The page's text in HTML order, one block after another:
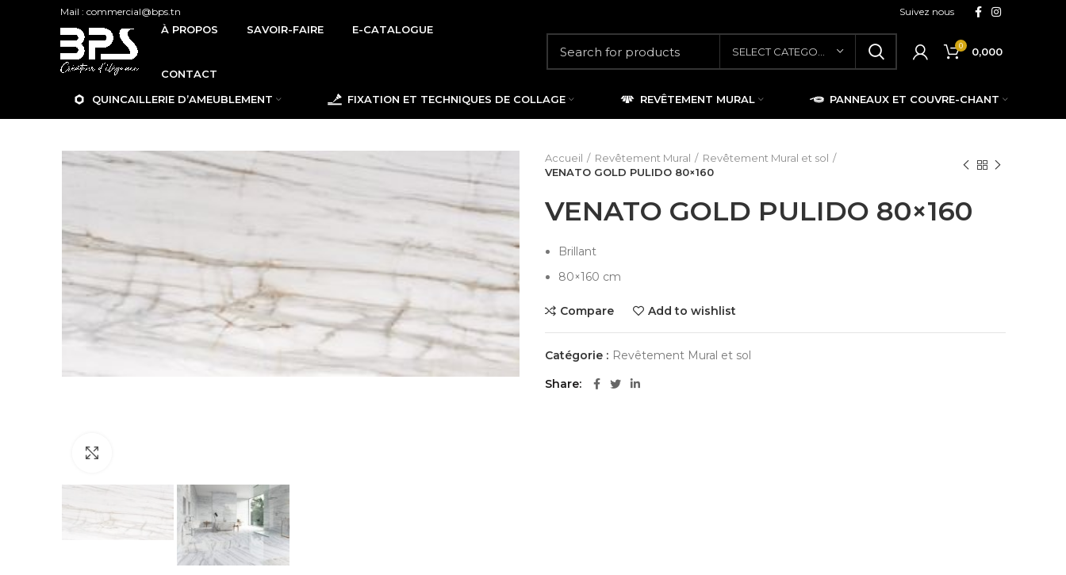
Mail : commercial@bps.tn Suivez nous
À PROPOS SAVOIR-FAIRE E-CATALOGUE
CONTACT
0 0,000
QUINCAILLERIE D’AMEUBLEMENT FIXATION ET TECHNIQUES DE COLLAGE REVÊTEMENT MURAL PANNEAUX ET COUVRE-CHANT
Accueil Revêtement Mural
Revêtement Mural et sol
VENATO GOLD PULIDO 80×160
VENATO GOLD PULIDO 80×160
Brillant
80×160 cm
Compare Add to wishlist
Catégorie : Revêtement Mural et sol
Share